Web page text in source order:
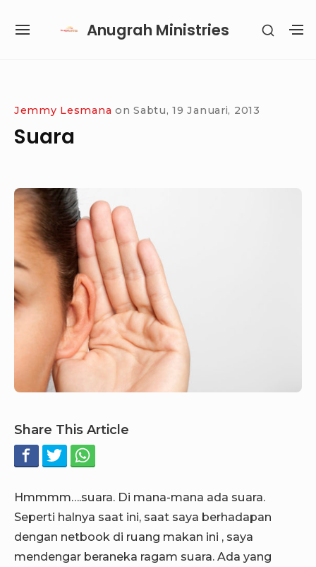
Anugrah Ministries
SITE
SHOW
Jemmy Lesmana on Sabtu, 19 Januari, 2013
Suara
Share This Article
Hmmmm….suara. Di mana-mana ada suara.
Seperti halnya saat ini, saat saya berhadapan
dengan netbook di ruang makan ini , saya
mendengar beraneka ragam suara. Ada yang